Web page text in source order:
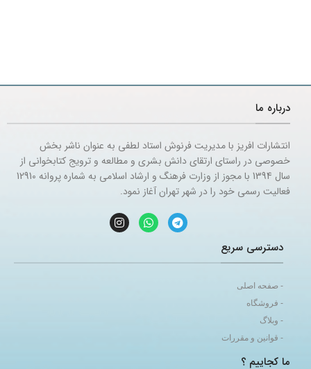
درباره ما
انتشارات افریز با مدیریت فرنوش استاد لطفی به عنوان ناشر بخش
خصوصی در راستای ارتقای دانش بشری و مطالعه و ترویج کتابخوانی از
سال 1394 با مجوز از وزارت فرهنگ و ارشاد اسلامی به شماره پروانه 12910
فعالیت رسمی خود را در شهر تهران آغاز نمود.
دسترسی سریع
- صفحه اصلی
- فروشگاه
- وبلاگ
- قوانین و مقررات
ما کجاییم ؟